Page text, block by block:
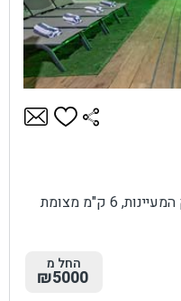
בעמק הירדן, סמוך לכנרת, לעמק המעיינות, 6 ק"מ מצומת
החל מ
₪5000